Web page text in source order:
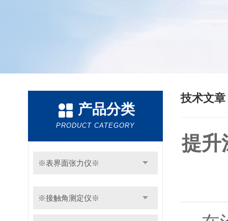
产品分类
PRODUCT CATEGORY
※表界面张力仪※
※接触角测定仪※
技术文章
提升